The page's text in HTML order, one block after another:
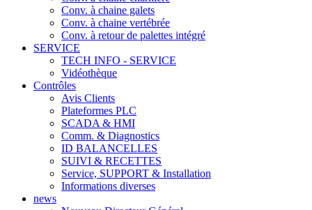
Conv. à chaine galets
Conv. à chaine vertébrée
Conv. à retour de palettes intégré
SERVICE
TECH INFO - SERVICE
Vidéothèque
Contrôles
Avis Clients
Plateformes PLC
SCADA & HMI
Comm. & Diagnostics
ID BALANCELLES
SUIVI & RECETTES
Service, SUPPORT & Installation
Informations diverses
news